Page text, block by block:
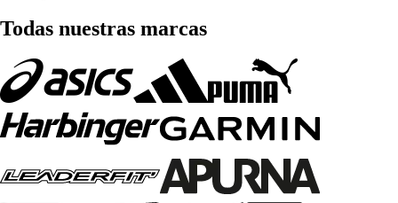
Todas nuestras marcas